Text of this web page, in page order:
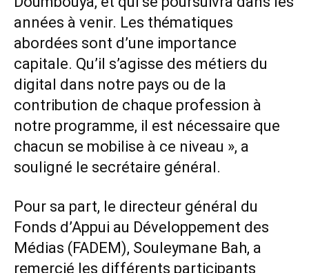
années à venir. Les thématiques
abordées sont d’une importance
capitale. Qu’il s’agisse des métiers du
digital dans notre pays ou de la
contribution de chaque profession à
notre programme, il est nécessaire que
chacun se mobilise à ce niveau », a
souligné le secrétaire général.
Pour sa part, le directeur général du
Fonds d’Appui au Développement des
Médias (FADEM), Souleymane Bah, a
remercié les différents participants